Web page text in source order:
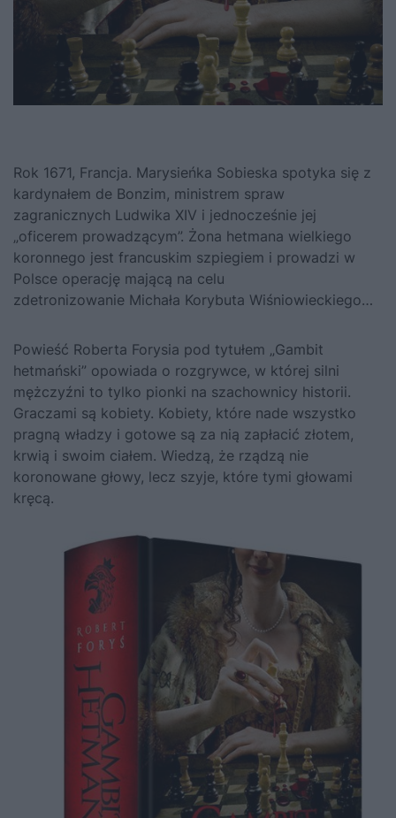
Rok 1671, Francja. Marysieńka Sobieska spotyka się z
kardynałem de Bonzim, ministrem spraw
zagranicznych Ludwika XIV i jednocześnie jej
„oficerem prowadzącym”. Żona hetmana wielkiego
koronnego jest francuskim szpiegiem i prowadzi w
Polsce operację mającą na celu
zdetronizowanie Michała Korybuta Wiśniowieckiego…
Powieść Roberta Forysia pod tytułem „Gambit
hetmański” opowiada o rozgrywce, w której silni
mężczyźni to tylko pionki na szachownicy historii.
Graczami są kobiety. Kobiety, które nade wszystko
pragną władzy i gotowe są za nią zapłacić złotem,
krwią i swoim ciałem. Wiedzą, że rządzą nie
koronowane głowy, lecz szyje, które tymi głowami
kręcą.